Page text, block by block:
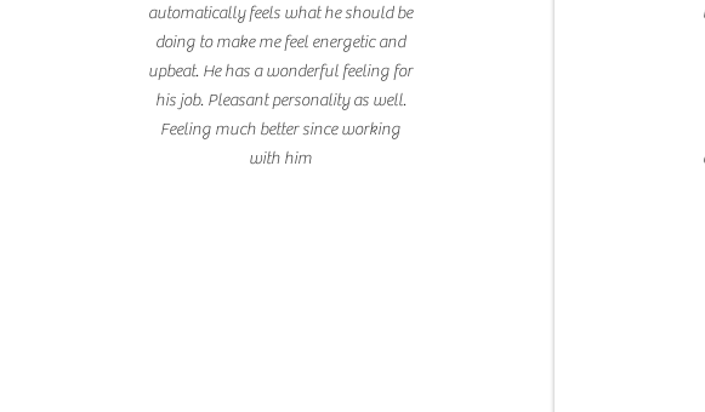
automatically feels what he should be
doing to make me feel energetic and
upbeat. He has a wonderful feeling for
his job. Pleasant personality as well.
Feeling much better since working
with him